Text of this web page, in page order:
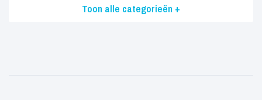
Toon alle categorieën +